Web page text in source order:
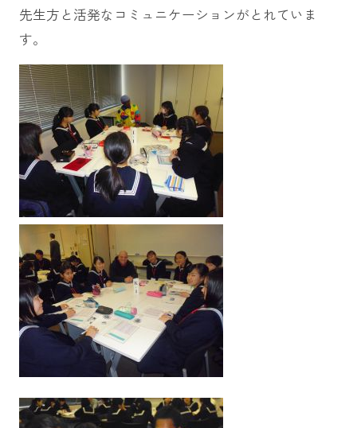
先生方と活発なコミュニケーションがとれていま
す。